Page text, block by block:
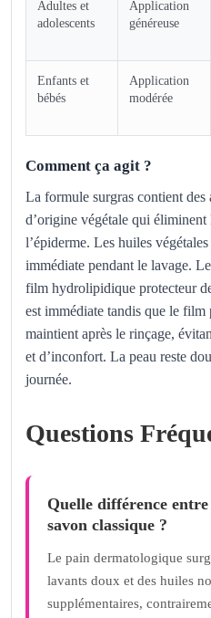
Adultes et
adolescents
Application
généreuse
Enfants et
bébés
Application
modérée
Comment ça agit ?
La formule surgras contient
d’origine végétale qui éliminent
l’épiderme. Les huiles
immédiate pendant le lavage.
film hydrolipidique protecteur
est immédiate tandis que le
maintient après le rinçage,
et d’inconfort. La peau reste
journée.
Questions
Quelle différence
savon classique ?
Le pain dermatologique
lavants doux et des huiles
supplémentaires,